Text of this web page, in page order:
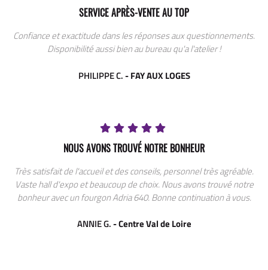
SERVICE APRÈS-VENTE AU TOP
Confiance et exactitude dans les réponses aux questionnements.
Disponibilité aussi bien au bureau qu'a l'atelier !
PHILIPPE C.- FAY AUX LOGES
NOUS AVONS TROUVÉ NOTRE BONHEUR
Très satisfait de l'accueil et des conseils, personnel très agréable.
Vaste hall d'expo et beaucoup de choix. Nous avons trouvé notre
bonheur avec un fourgon Adria 640. Bonne continuation à vous.
ANNIE G.- Centre Val de Loire